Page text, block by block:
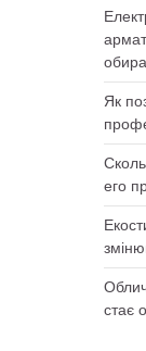
Як
его
стає